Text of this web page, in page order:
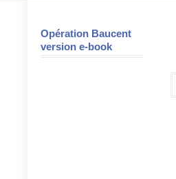
Opération Baucent
version e-book